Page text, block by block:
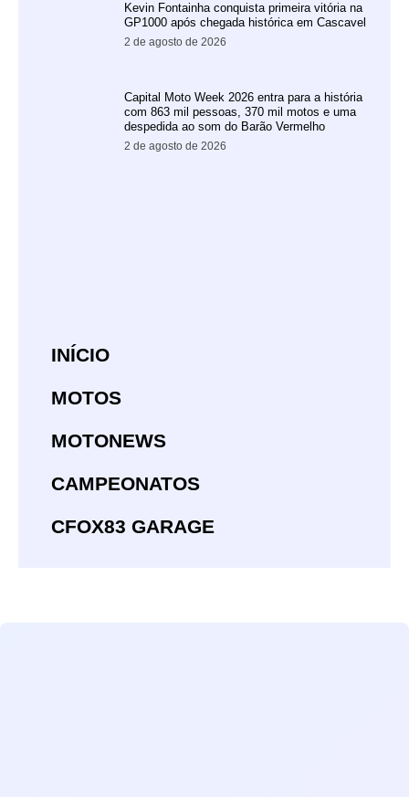
Kevin Fontainha conquista primeira vitória na
GP1000 após chegada histórica em Cascavel
2 de agosto de 2026
Capital Moto Week 2026 entra para a história
com 863 mil pessoas, 370 mil motos e uma
despedida ao som do Barão Vermelho
2 de agosto de 2026
INÍCIO
MOTOS
MOTONEWS
CAMPEONATOS
CFOX83 GARAGE